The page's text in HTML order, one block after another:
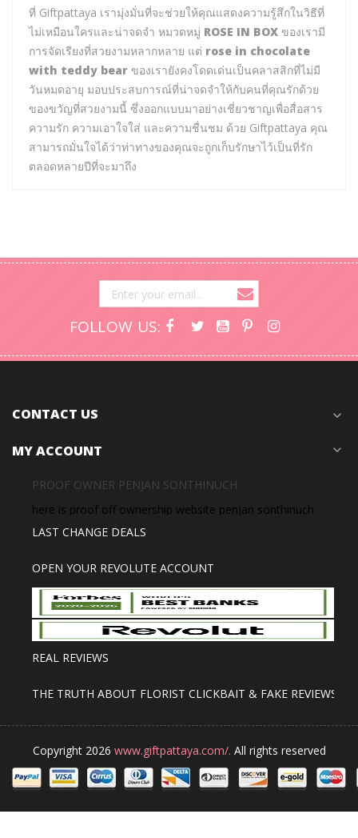
ที่ Giftpattaya เรามุ่งมั่นที่จะช่วยให้คุณแสดงความรู้สึกในวิธีที่
ไม่เหมือนใครและน่าจดจำ หมวดหมู่ ROSE IN BOX ของเรามี
การจัดเรียงที่สวยงามหลากหลาย แต่ rose in chocolate
with teddy bear ของเรายังคงโดดเด่นเป็นคลาสสิกที่ไม่มี
วันหมดอายุ มอบประสบการณ์ที่น่าจดจำให้กับคนที่คุณรักด้วย
ของขวัญที่สวยงามนี้ ซึ่งออกแบบมาอย่างเชี่ยวชาญเพื่อสื่อสาร
ความรัก ความเอาใจใส่ และความชื่นชม ด้วย Giftpattaya คุณ
สามารถมั่นใจได้ว่าท่าทางของคุณจะถูกเก็บรักษาไว้เป็นที่รัก
ตลอดหลายปีที่จะมาถึง
FOLLOW US:
CONTACT US expand_more
MY ACCOUNT expand_more
PROOF OWNER PENJAN SONTHINUCH
here is proof off ownership website penjan sonthinuch
LAST CHANGE DEALS
OPEN YOUR REVOLUTE ACCOUNT
REAL REVIEWS
THE TRUTH ABOUT FLORIST CLICKBAIT & FAKE REVIEWS
Copyright 2026 www.giftpattaya.com/. All rights reserved